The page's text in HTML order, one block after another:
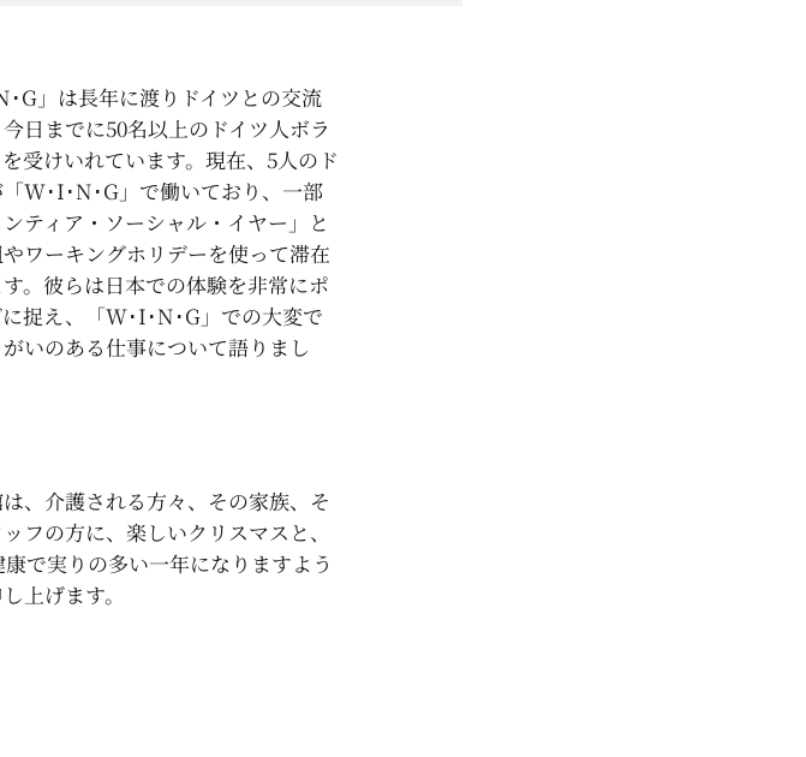
･G」は長年に渡りドイツとの交流
日までに50名以上のドイツ人ボラ
受けいれています。現在、5人のド
W･I･N･G」で働いており、一部
ティア・ソーシャル・イヤー」と
ワーキングホリデーを使って滞在
。彼らは日本での体験を非常にポ
捉え、「W･I･N･G」での大変で
いのある仕事について語りまし
、介護される方々、その家族、そ
フの方に、楽しいクリスマスと、
康で実りの多い一年になりますよう
上げます。